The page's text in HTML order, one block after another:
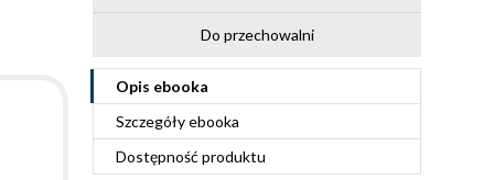
Do przechowalni
Opis ebooka
Szczegółyebooka
Dostępność produktu